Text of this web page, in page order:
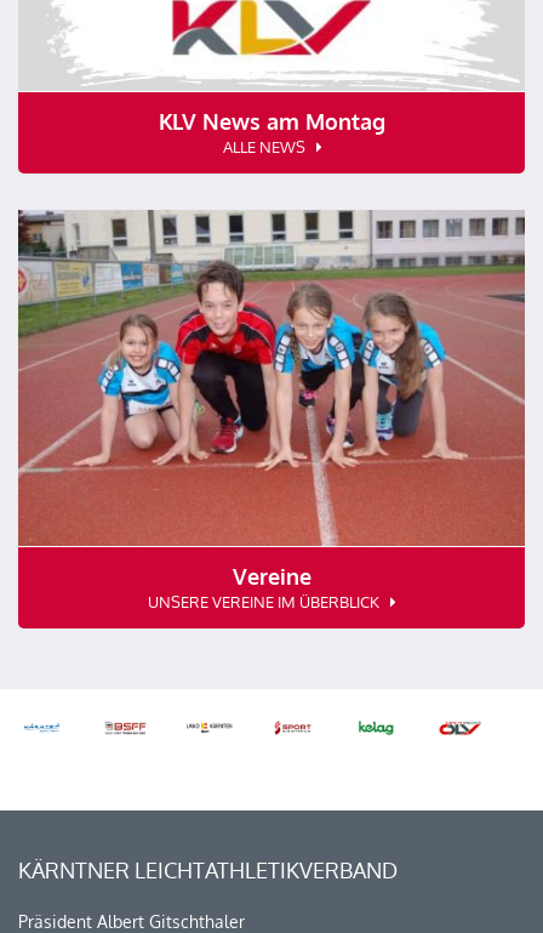
KLV News am Montag
ALLE NEWS
Vereine
UNSERE VEREINE IM ÜBERBLICK
KÄRNTNER LEICHTATHLETIKVERBAND
Präsident Albert Gitschthaler